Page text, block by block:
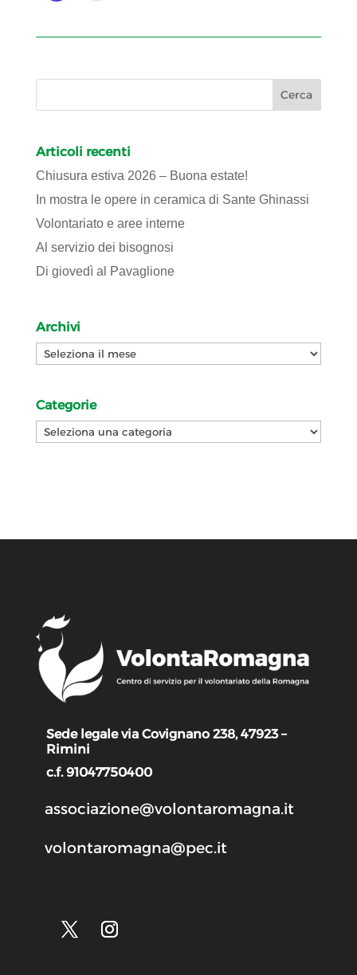
Articoli recenti
Chiusura estiva 2026 – Buona estate!
In mostra le opere in ceramica di Sante Ghinassi
Volontariato e aree interne
Al servizio dei bisognosi
Di giovedì al Pavaglione
Archivi
Archivi
Categorie
Categorie
Sede legale via Covignano 238, 47923 –
Rimini
c.f. 91047750400
associazione@volontaromagna.it
volontaromagna@pec.it